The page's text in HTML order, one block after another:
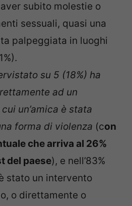
subito molestie o
sessuali, quasi una
palpeggiata in luoghi
su 5 (18%) ha
ad un
un’amica è stata
forma di violenza (con
che arriva al 26%
del paese), e nell’83%
stato un intervento
o direttamente o